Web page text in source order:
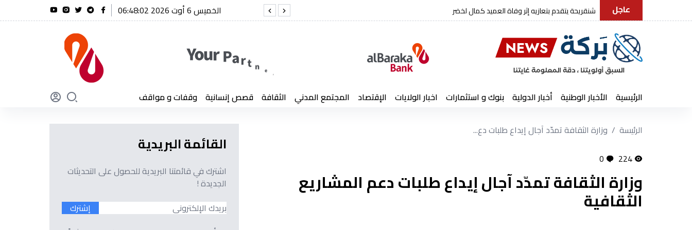
عاجل رئيس الجمهورية يعزي في وفاة العميد كمال لخضر الفريق أول شنقريحة يؤكد أن الجزائر لن تنسى أبدًا تضحيات أبنائها
الخميس 6 أوت 2026 06:48:03
الرئيسية الأخبار الوطنية أخبار الدولية بنوك و استثمارات اخبار الولايات الإقتصاد المجتمع المدني الثقافة قصص إنسانية وقفات و مواقف
الرئيسة
وزارة الثقافة تمدّد آجال إيداع طلبات دع...
224
0
وزارة الثقافة تمدّد آجال إيداع طلبات دعم المشاريع
الثقافية
القائمة البريدية
اشترك في قائمتنا البريدية للحصول على التحديثات
الجديدة !
إشترك